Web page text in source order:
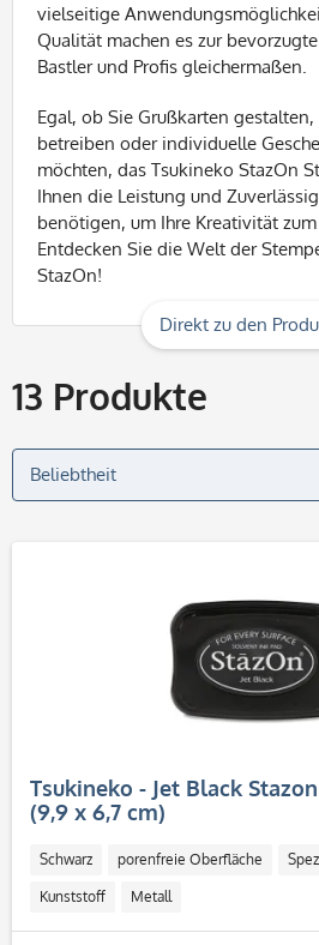
vielseitige
Qualität machen es zur
Bastler und Profis gleichermaßen.
Egal, ob Sie Grußkarten
betreiben oder individuelle
möchten, das Tsukineko StazOn
Ihnen die Leistung und
benötigen, um Ihre Kreativität
Entdecken Sie die Welt der
StazOn!
Direkt zu den
13 Produkte
Tsukineko - Jet Black
(9,9 x 6,7 cm)
Schwarz porenfreie Oberfläche
Kunststoff Metall